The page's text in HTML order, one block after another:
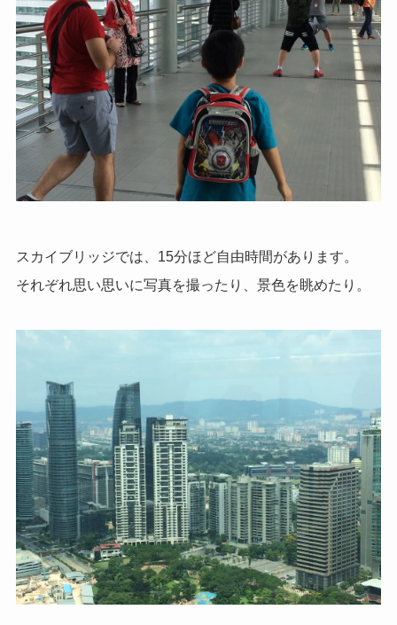
スカイブリッジでは、15分ほど自由時間があります。
それぞれ思い思いに写真を撮ったり、景色を眺めたり。